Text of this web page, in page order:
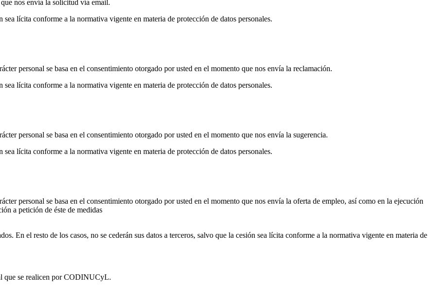
nos envía la solicitud vía email.
lícita conforme a la normativa vigente en materia de protección de datos personales.
personal se basa en el consentimiento otorgado por usted en el momento que nos envía la reclamación.
lícita conforme a la normativa vigente en materia de protección de datos personales.
personal se basa en el consentimiento otorgado por usted en el momento que nos envía la sugerencia.
lícita conforme a la normativa vigente en materia de protección de datos personales.
personal se basa en el consentimiento otorgado por usted en el momento que nos envía la oferta de empleo, así como en la ejecución
a petición de éste de medidas
En el resto de los casos, no se cederán sus datos a terceros, salvo que la cesión sea lícita conforme a la normativa vigente en materia de
que se realicen por CODINUCyL.